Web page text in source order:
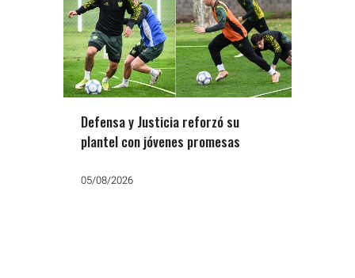
Defensa y Justicia reforzó su
plantel con jóvenes promesas
05/08/2026